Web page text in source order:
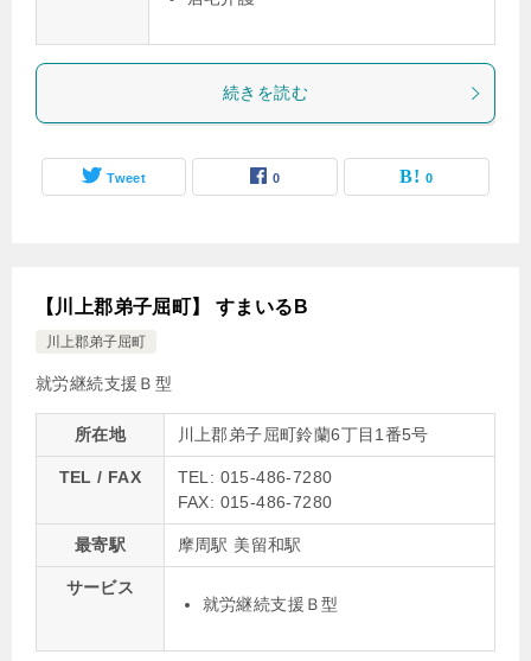
続きを読む
Tweet 0 0
【川上郡弟子屈町】 すまいるB
川上郡弟子屈町
就労継続支援Ｂ型
所在地 川上郡弟子屈町鈴蘭6丁目1番5号
TEL / FAX
TEL: 015-486-7280
FAX: 015-486-7280
最寄駅 摩周駅 美留和駅
サービス
就労継続支援Ｂ型